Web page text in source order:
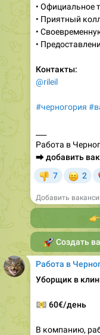
• Официальное
• Приятный
•
•
Контакты:
@rileil
#черногория
Работа в
⮕добавить
7 2
Добавить
Создать
Работа в
Уборщик в
60€/день
В компанию,